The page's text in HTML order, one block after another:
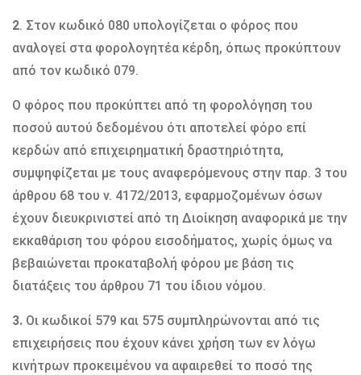
2. Στον κωδικό 080 υπολογίζεται ο φόρος που
αναλογεί στα φορολογητέα κέρδη, όπως προκύπτουν
από τον κωδικό 079.
Ο φόρος που προκύπτει από τη φορολόγηση του
ποσού αυτού δεδομένου ότι αποτελεί φόρο επί
κερδών από επιχειρηματική δραστηριότητα,
συμψηφίζεται με τους αναφερόμενους στην παρ. 3 του
άρθρου 68 του ν. 4172/2013, εφαρμοζομένων όσων
έχουν διευκρινιστεί από τη Διοίκηση αναφορικά με την
εκκαθάριση του φόρου εισοδήματος, χωρίς όμως να
βεβαιώνεται προκαταβολή φόρου με βάση τις
διατάξεις του άρθρου 71 του ίδιου νόμου.
3. Οι κωδικοί 579 και 575 συμπληρώνονται από τις
επιχειρήσεις που έχουν κάνει χρήση των εν λόγω
κινήτρων προκειμένου να αφαιρεθεί το ποσό της